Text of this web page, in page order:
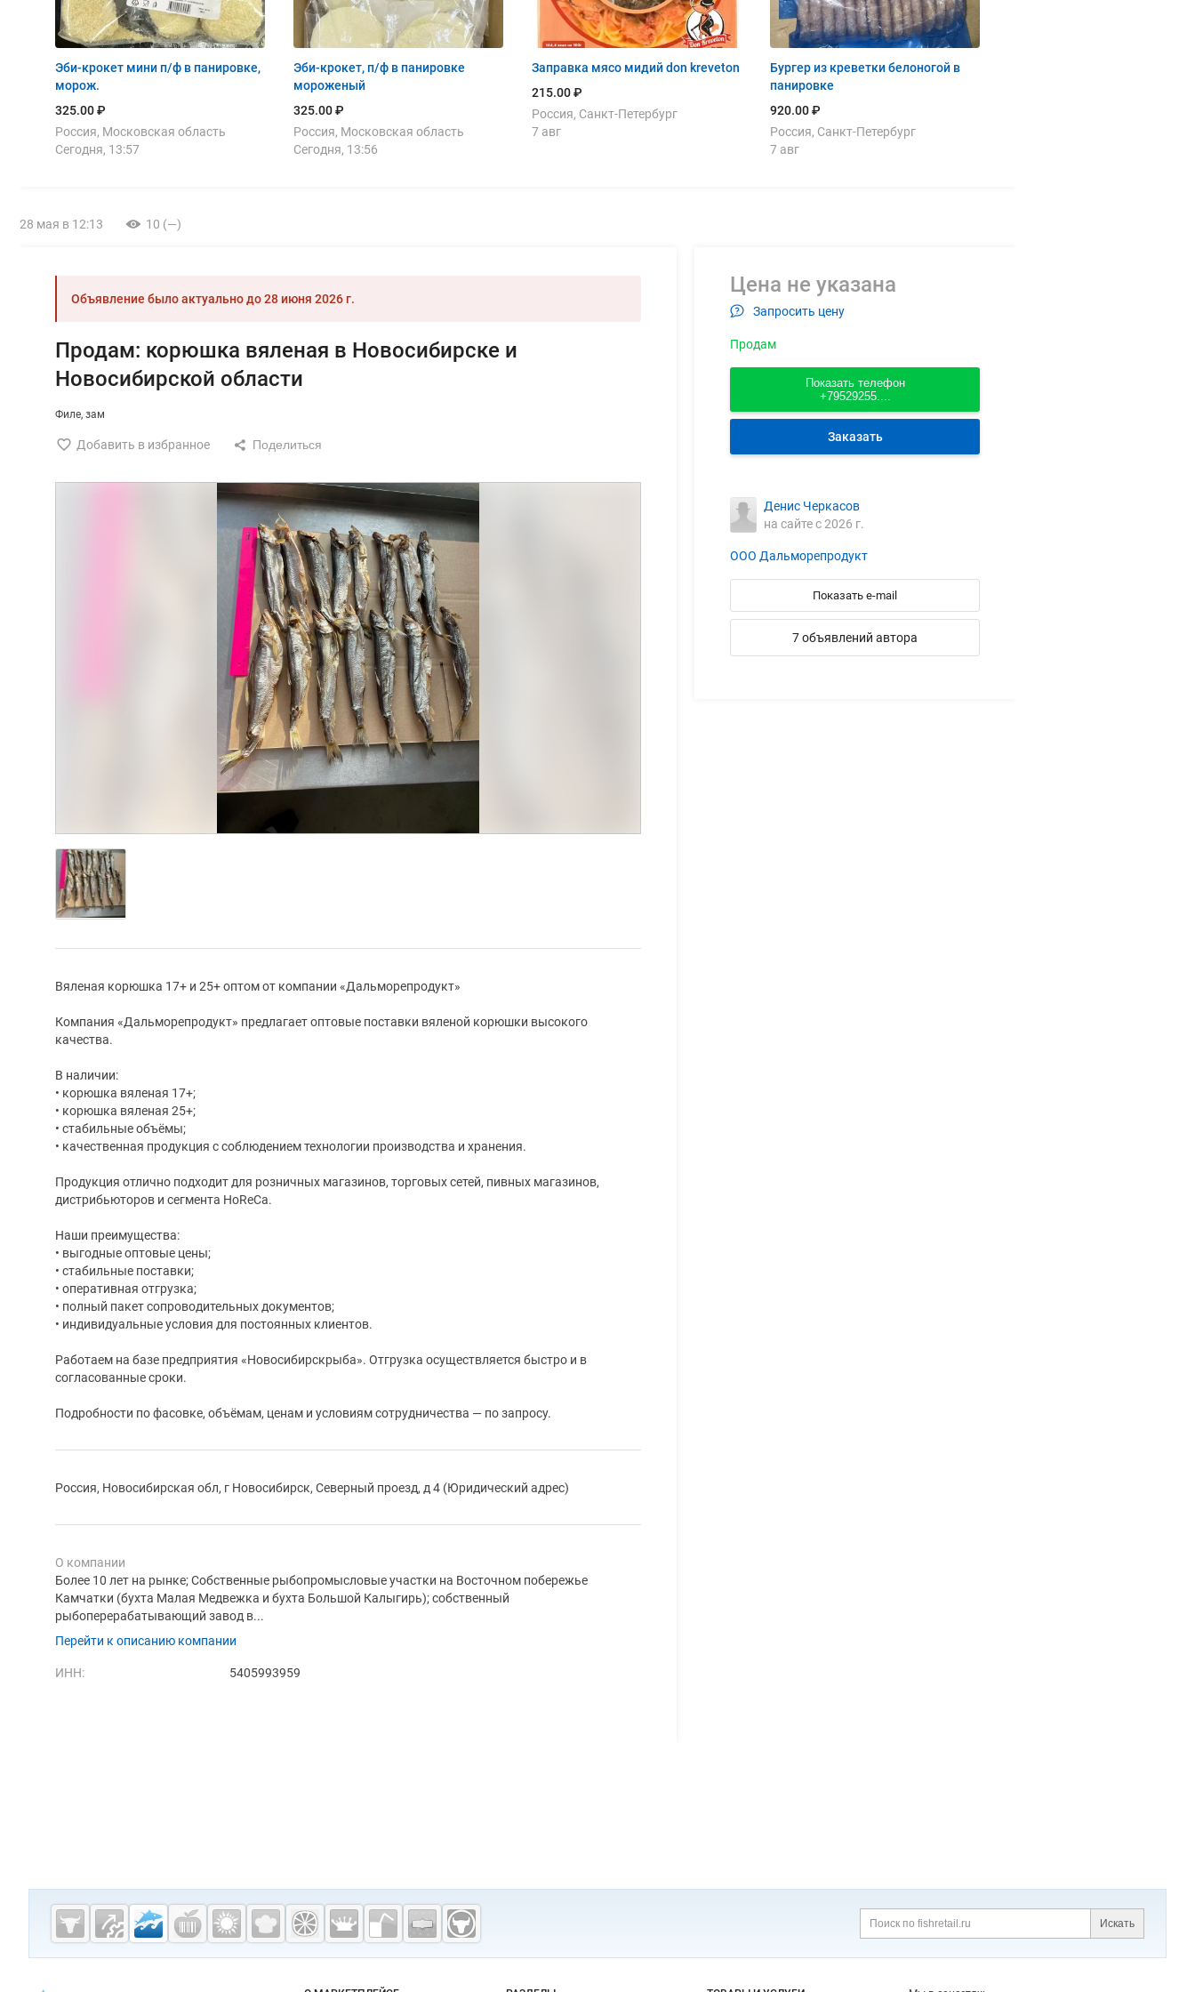
Эби-крокет мини п/ф в панировке,
морож.
325.00 ₽
Россия, Московская область
Сегодня, 13:57
Эби-крокет, п/ф в панировке
мороженый
325.00 ₽
Россия, Московская область
Сегодня, 13:56
Заправка мясо мидий don kreveton
215.00 ₽
Россия, Санкт-Петербург
7 авг
Бургер из креветки белоногой в
панировке
920.00 ₽
Россия, Санкт-Петербург
7 авг
28 мая в 12:13 10 (—)
Объявление было актуально до28 июня 2026 г.
Продам: корюшка вяленая в Новосибирске и
Новосибирской области
Филе зам
Добавить в избранное
Вяленая корюшка 17+ и 25+ оптом от компании «Дальморепродукт»
Компания «Дальморепродукт» предлагает оптовые поставки вяленой корюшки высокого
качества.
В наличии:
• корюшка вяленая 17+;
• корюшка вяленая 25+;
• стабильные объёмы;
• качественная продукция с соблюдением технологии производства и хранения.
Продукция отлично подходит для розничных магазинов, торговых сетей, пивных магазинов,
дистрибьюторов и сегмента HoReCa.
Наши преимущества:
• выгодные оптовые цены;
• стабильные поставки;
• оперативная отгрузка;
• полный пакет сопроводительных документов;
• индивидуальные условия для постоянных клиентов.
Работаем на базе предприятия «Новосибирскрыба». Отгрузка осуществляется быстро и в
согласованные сроки.
Подробности по фасовке, объёмам, ценам и условиям сотрудничества — по запросу.
Россия, Новосибирская обл, г Новосибирск, Северный проезд, д 4 (Юридический адрес)
О компании
Более 10 лет на рынке; Собственные рыбопромысловые участки на Восточном побережье
Камчатки (бухта Малая Медвежка и бухта Большой Калыгирь); собственный
рыбоперерабатывающий завод в...
Перейти к описанию компании
ИНН: 5405993959
Цена не указана
Запросить цену
Продам
Показать телефон
+79529255....
Заказать
Денис Черкасов
на сайте с 2026 г.
ООО Дальморепродукт
Показать e-mail
7 объявлений автора
Дополнительная информация
Искать
Cсылки на полезные проекты
Fishretail.ru —
рыба,